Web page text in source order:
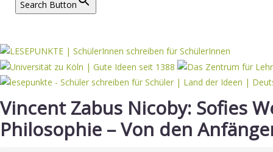
Search Button
Vincent Zabus Nicoby: Sofies
Philosophie – Von den